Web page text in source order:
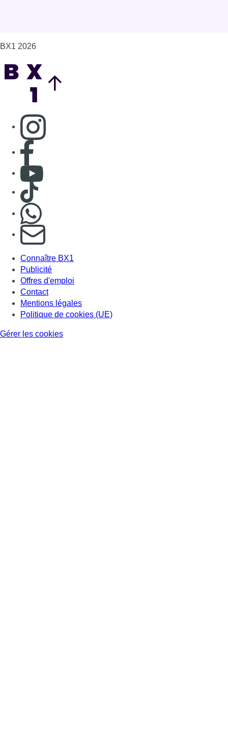
BX1 2026
Consulter page Instagram
Consulter page Facebook
Consulter Youtube
Consulter TikTok
S'abonner à notre newsletter
Connaître BX1
Publicité
Offres d'emploi
Contact
Mentions légales
Politique de cookies (UE)
Gérer les cookies